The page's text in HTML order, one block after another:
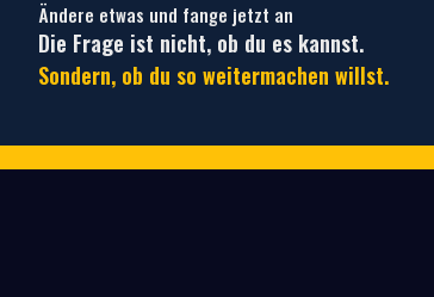
Ändere etwas und fange jetzt an
Die Frage ist nicht, ob du es kannst.
Sondern, ob du so weitermachen willst.